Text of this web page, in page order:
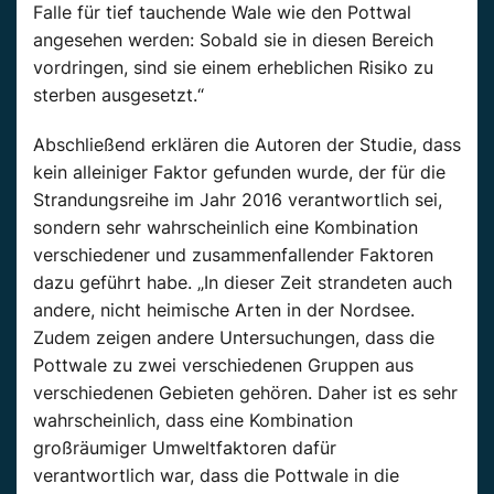
Falle für tief tauchende Wale wie den Pottwal
angesehen werden: Sobald sie in diesen Bereich
vordringen, sind sie einem erheblichen Risiko zu
sterben ausgesetzt.“
Abschließend erklären die Autoren der Studie, dass
kein alleiniger Faktor gefunden wurde, der für die
Strandungsreihe im Jahr 2016 verantwortlich sei,
sondern sehr wahrscheinlich eine Kombination
verschiedener und zusammenfallender Faktoren
dazu geführt habe. „In dieser Zeit strandeten auch
andere, nicht heimische Arten in der Nordsee.
Zudem zeigen andere Untersuchungen, dass die
Pottwale zu zwei verschiedenen Gruppen aus
verschiedenen Gebieten gehören. Daher ist es sehr
wahrscheinlich, dass eine Kombination
großräumiger Umweltfaktoren dafür
verantwortlich war, dass die Pottwale in die